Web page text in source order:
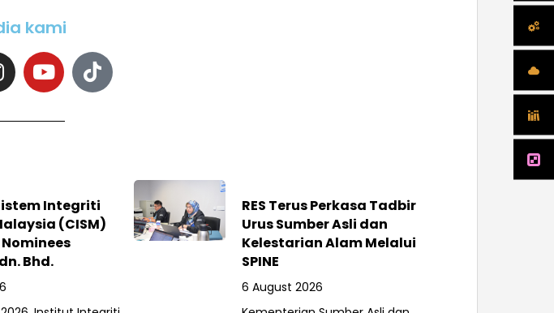
kami
Integriti
(CISM)
Bhd.
RES Terus Perkasa Tadbir
Urus Sumber Asli dan
Kelestarian Alam Melalui
SPINE
6 August 2026